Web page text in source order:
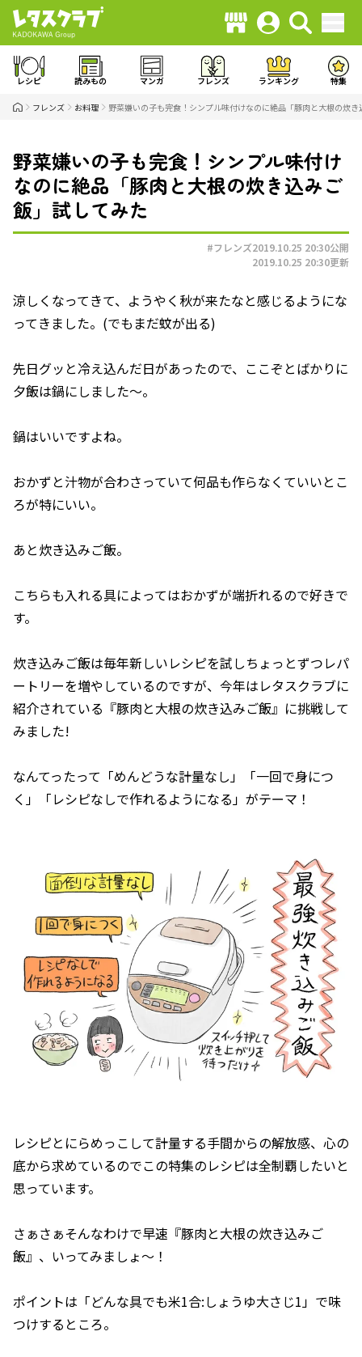
レシピ 読みもの マンガ フレンズ ランキング 特集
フレンズ お料理 野菜嫌いの子も完食！シンプル味付けなのに絶品「豚肉と大根の炊
野菜嫌いの子も完食！シンプル味付け
なのに絶品「豚肉と大根の炊き込みご
飯」試してみた
#フレンズ2019.10.25 20:30公開
2019.10.25 20:30更新
涼しくなってきて、ようやく秋が来たなと感じるようにな
ってきました。(でもまだ蚊が出る)
先日グッと冷え込んだ日があったので、ここぞとばかりに
夕飯は鍋にしました～。
鍋はいいですよね。
おかずと汁物が合わさっていて何品も作らなくていいとこ
ろが特にいい。
あと炊き込みご飯。
こちらも入れる具によってはおかずが端折れるので好きで
す。
炊き込みご飯は毎年新しいレシピを試しちょっとずつレパ
ートリーを増やしているのですが、今年はレタスクラブに
紹介されている『豚肉と大根の炊き込みご飯』に挑戦して
みました!
なんてったって「めんどうな計量なし」「一回で身につ
く」「レシピなしで作れるようになる」がテーマ！
レシピとにらめっこして計量する手間からの解放感、心の
底から求めているのでこの特集のレシピは全制覇したいと
思っています。
さぁさぁそんなわけで早速『豚肉と大根の炊き込みご
飯』、いってみましょ〜！
ポイントは「どんな具でも米1合:しょうゆ大さじ1」で味
つけするところ。